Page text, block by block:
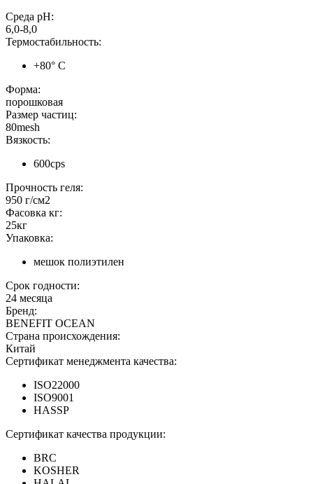
Среда pH:
6,0-8,0
Термостабильность:
+80° C
Форма:
порошковая
Размер частиц:
80mesh
Вязкость:
600cps
Прочность геля:
950 г/см2
Фасовка кг:
25кг
Упаковка:
мешок полиэтилен
Срок годности:
24 месяца
Бренд:
BENEFIT OCEAN
Страна происхождения:
Китай
Сертификат менеджмента качества:
ISO22000
ISO9001
HASSP
Сертификат качества продукции:
BRC
KOSHER